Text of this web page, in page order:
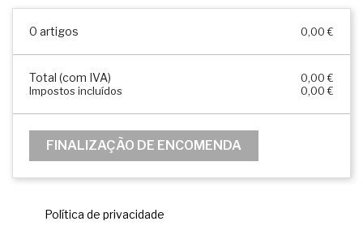
0 artigos 0,00 €
Total (com IVA)
0,00 €
Impostos incluídos
0,00 €
FINALIZAÇÃO DE ENCOMENDA
Política de privacidade